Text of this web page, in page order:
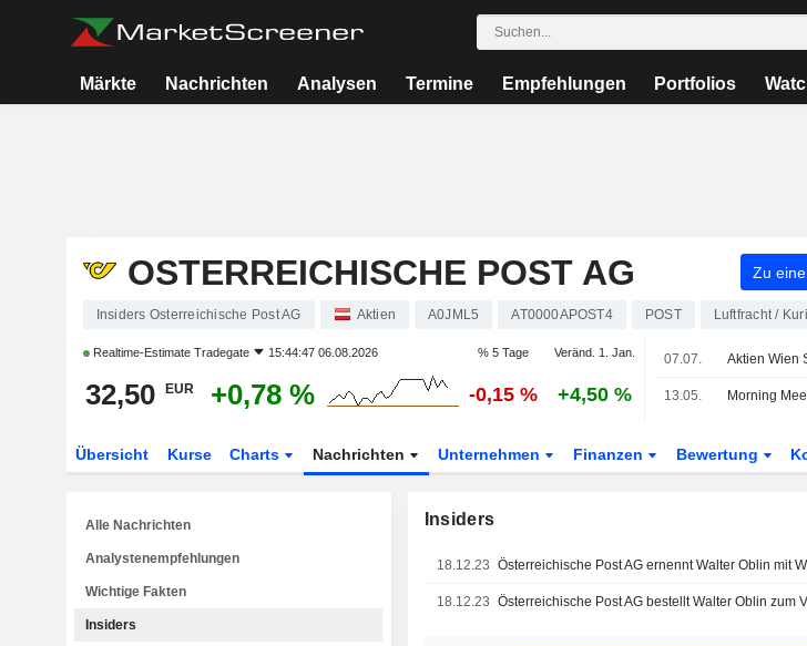
Märkte Nachrichten Analysen Termine Empfehlungen Portfolios
OSTERREICHISCHE POST AG Zu
Insiders Osterreichische Post AG Aktien A0JML5 AT0000APOST4 POST Luftfracht /
Realtime-Estimate Tradegate 15:44:47 06.08.2026 % 5 Tage Veränd. 1. Jan.
32,50 EUR +0,78 % -0,15 % +4,50 %
07.07. Aktien Wien
13.05.
Übersicht Kurse Charts Nachrichten Unternehmen Finanzen Bewertung
Insiders
18.12.23
18.12.23
Alle Nachrichten
Analystenempfehlungen
Wichtige Fakten
Insiders